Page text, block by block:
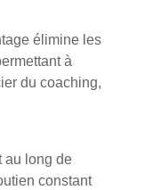
élimine les
à
du coaching,
au long de
constant